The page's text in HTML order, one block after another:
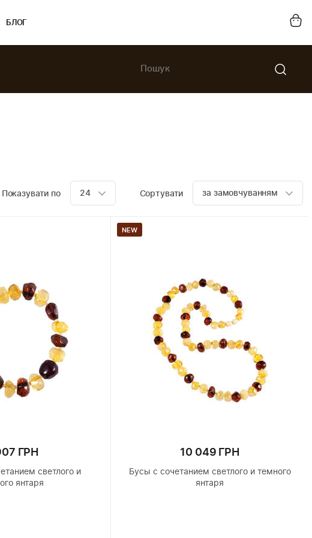
БЛОГ
Показувати по 24 Сортувати за замовчуванням
ГРН
светлого и
янтаря
NEW
10 049 ГРН
Бусы с сочетанием светлого и темного
янтаря